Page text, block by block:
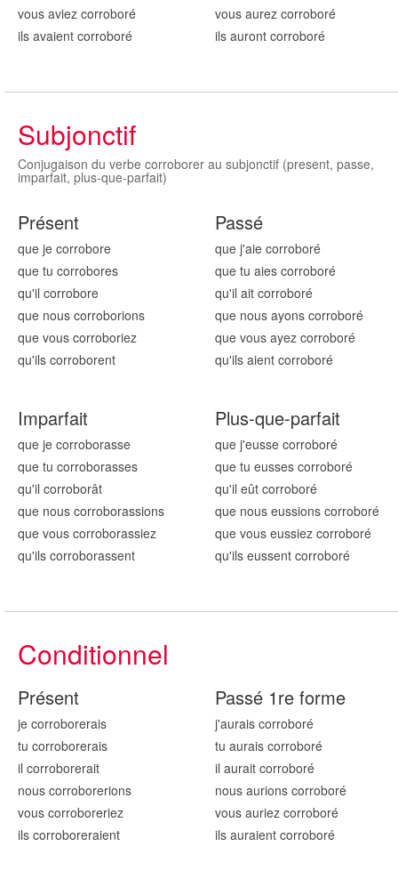
vous aviez corroboré
ils avaient corroboré
vous aurez corroboré
ils auront corroboré
Subjonctif
Conjugaison du verbe corroborer au subjonctif (present, passe,
imparfait, plus-que-parfait)
Présent
que je corrobore
que tu corrobores
qu'il corrobore
que nous corroborions
que vous corroboriez
qu'ils corroborent
Passé
que j'aie corroboré
que tu aies corroboré
qu'il ait corroboré
que nous ayons corroboré
que vous ayez corroboré
qu'ils aient corroboré
Imparfait
que je corroborasse
que tu corroborasses
qu'il corroborât
que nous corroborassions
que vous corroborassiez
qu'ils corroborassent
Plus-que-parfait
que j'eusse corroboré
que tu eusses corroboré
qu'il eût corroboré
que nous eussions corroboré
que vous eussiez corroboré
qu'ils eussent corroboré
Conditionnel
Présent
je corroborerais
tu corroborerais
il corroborerait
nous corroborerions
vous corroboreriez
ils corroboreraient
Passé 1re forme
j'aurais corroboré
tu aurais corroboré
il aurait corroboré
nous aurions corroboré
vous auriez corroboré
ils auraient corroboré